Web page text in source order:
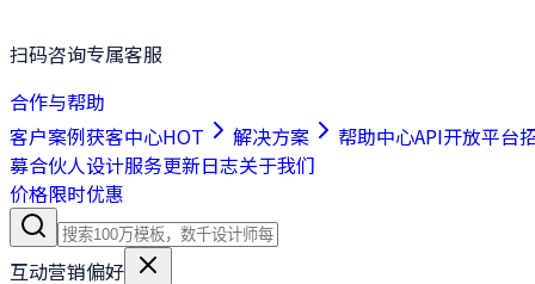
扫码咨询专属客服
合作与帮助
客户案例获客中心HOT 解决方案 帮助中心API开放平台
募合伙人设计服务更新日志关于我们
价格限时优惠
互动营销偏好